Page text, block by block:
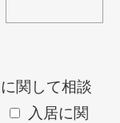
関して相談
入居に関